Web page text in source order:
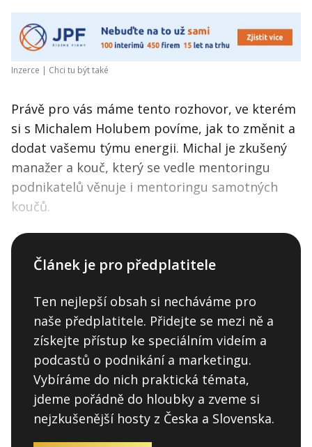
Inzerce | Chci tu být také
Právě pro vás máme tento rozhovor, ve kterém
si s Michalem Holubem povíme, jak to změnit a
dodat vašemu týmu energii. Michal je zkušený
manažer a kouč, který se vedle mentoringu
podnikatelů věnuje i mentoringu samotných
koučů.
Článek je pro předplatitele
Ten nejlepší obsah si necháváme pro
naše předplatitele. Přidejte se mezi ně a
získejte přístup ke speciálním videím a
podcastů o podnikání a marketingu.
Vybíráme do nich praktická témata,
jdeme pořádně do hloubky a zveme si
nejzkušenější hosty z Česka a Slovenska.